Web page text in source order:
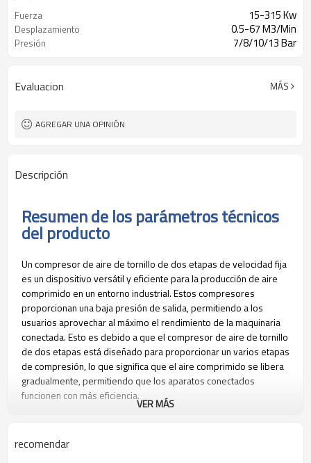
Fuerza 15-315 Kw
Desplazamiento 0.5-67 M3/Min
Presión 7/8/10/13 Bar
Evaluacion MÁS
AGREGAR UNA OPINIÓN
Descripción
Resumen de los parámetros técnicos
del producto
Un compresor de aire de tornillo de dos etapas de velocidad fija
es un dispositivo versátil y eficiente para la producción de aire
comprimido en un entorno industrial. Estos compresores
proporcionan una baja presión de salida, permitiendo a los
usuarios aprovechar al máximo el rendimiento de la maquinaria
conectada. Esto es debido a que el compresor de aire de tornillo
de dos etapas está diseñado para proporcionar un varios etapas
de compresión, lo que significa que el aire comprimido se libera
gradualmente, permitiendo que los aparatos conectados
funcionen con más eficiencia.
de dos etapas de velocidad fija es que proporcionan un alto
VER MÁS
recomendar